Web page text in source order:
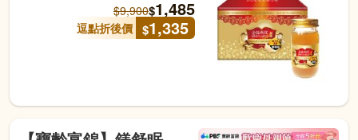
$9,900$1,485
逗點折後價 $1,335